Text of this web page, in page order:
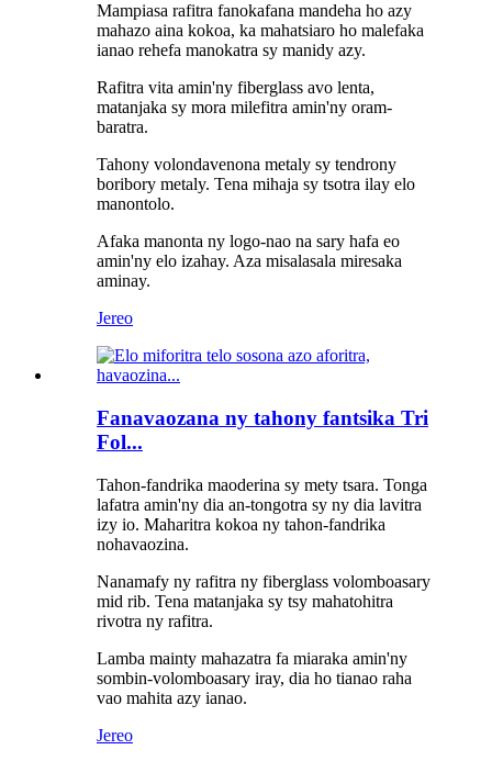
Mampiasa rafitra fanokafana mandeha ho azy
mahazo aina kokoa, ka mahatsiaro ho malefaka
ianao rehefa manokatra sy manidy azy.
Rafitra vita amin'ny fiberglass avo lenta,
matanjaka sy mora milefitra amin'ny oram-
baratra.
Tahony volondavenona metaly sy tendrony
boribory metaly. Tena mihaja sy tsotra ilay elo
manontolo.
Afaka manonta ny logo-nao na sary hafa eo
amin'ny elo izahay. Aza misalasala miresaka
aminay.
Jereo
Fanavaozana ny tahony fantsika Tri
Fol...
Tahon-fandrika maoderina sy mety tsara. Tonga
lafatra amin'ny dia an-tongotra sy ny dia lavitra
izy io. Maharitra kokoa ny tahon-fandrika
nohavaozina.
Nanamafy ny rafitra ny fiberglass volomboasary
mid rib. Tena matanjaka sy tsy mahatohitra
rivotra ny rafitra.
Lamba mainty mahazatra fa miaraka amin'ny
sombin-volomboasary iray, dia ho tianao raha
vao mahita azy ianao.
Jereo